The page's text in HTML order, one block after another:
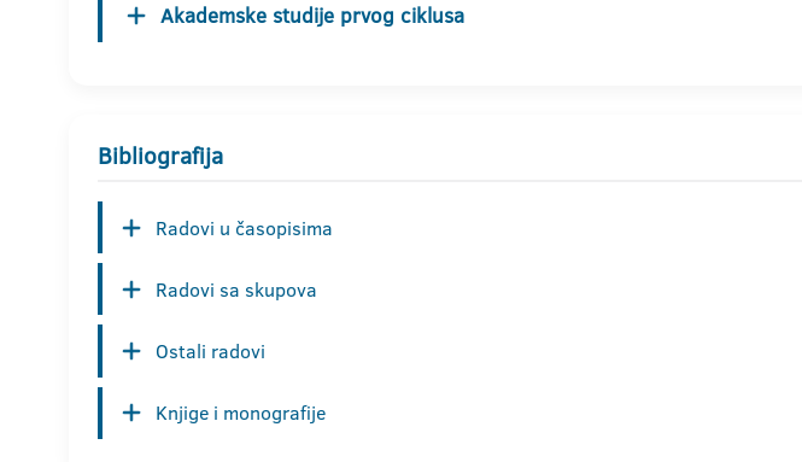
Akademske studije prvog ciklusa
Bibliografija
Radovi u časopisima
Radovi sa skupova
Ostali radovi
Knjige i monografije